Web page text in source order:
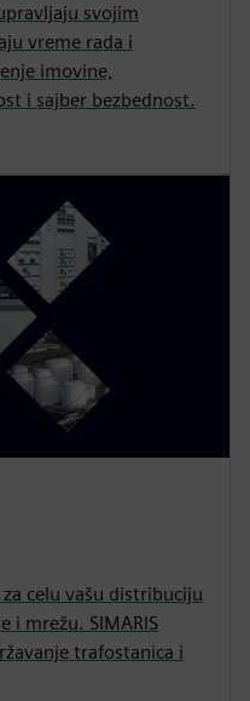
svojim
vreme rada i
imovine,
i sajber bezbednost.
celu vašu distribuciju
i mrežu. SIMARIS
trafostanica i